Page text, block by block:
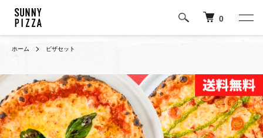
0
ホーム ピザセット